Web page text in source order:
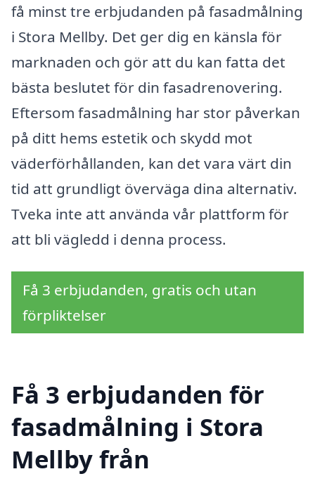
få minst tre erbjudanden på fasadmålning
i Stora Mellby. Det ger dig en känsla för
marknaden och gör att du kan fatta det
bästa beslutet för din fasadrenovering.
Eftersom fasadmålning har stor påverkan
på ditt hems estetik och skydd mot
väderförhållanden, kan det vara värt din
tid att grundligt överväga dina alternativ.
Tveka inte att använda vår plattform för
att bli vägledd i denna process.
Få 3 erbjudanden, gratis och utan
förpliktelser
Få 3 erbjudanden för
fasadmålning i Stora
Mellby från